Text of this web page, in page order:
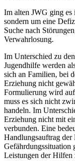
Im alten JWG ging es
sondern um eine
Suche nach
Verwahrlosung.
Im Unterschied zu
Jugendhilfe werden
sich an Familien, bei
Erziehung nicht
Formulierung wird
muss es sich nicht
handeln. Im
Erziehung nicht mit
verbunden. Eine
Handlungsauftrag
Gefährdungssituation
Leistungen der Hilfen